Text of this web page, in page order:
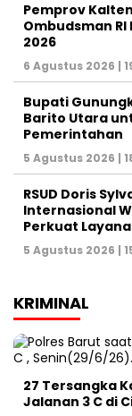
Pemprov
Ombudsman
2026
6 Agustus 2026 |
Bupati
Barito Utara
Pemerintahan
5 Agustus 2026 |
RSUD Doris
Internasional
Perkuat
5 Agustus 2026 |
KRIMINAL
27 Tersangka
Jalanan 3 C di